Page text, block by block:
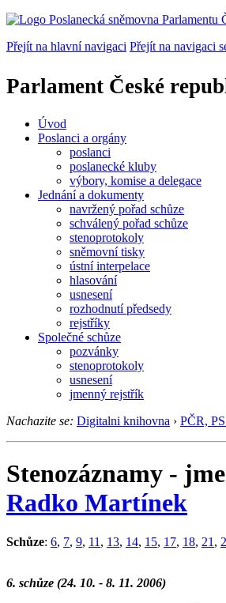
Přejít na hlavní navigaci Přejít na navigaci
Parlament České
Úvod
Poslanci a orgány
poslanci
poslanecké kluby
výbory, komise a delegace
Jednání a dokumenty
navržený pořad schůze
schválený pořad schůze
stenoprotokoly
sněmovní tisky
ústní interpelace
hlasování
usnesení
rozhodnutí předsedy
rejstříky
Společné schůze
pozvánky
stenoprotokoly
usnesení
jmenný rejstřík
Nachazite se: Digitalni knihovna › PČR,
Stenozáznamy -
Radko Martínek
Schůze: 6, 7, 9, 11 , 13, 14, 15, 17, 18, 21 ,
6. schůze (24. 10. - 8. 11. 2006)